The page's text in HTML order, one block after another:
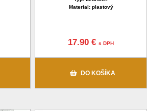
Material: plastový
17.90 €s DPH
DO KOŠÍKA